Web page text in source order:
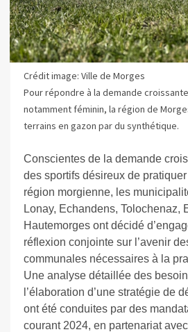
Crédit image: Ville de Morges
Pour répondre à la demande
notamment féminin, la région de
terrains en gazon par du synthétique.
Conscientes de la demande
des sportifs désireux de
région morgienne, les
Lonay, Echandens, Tolochenaz,
Hautemorges ont décidé
réflexion conjointe sur l’avenir
communales nécessaires à la
Une analyse détaillée des
l’élaboration d’une stratégie de
ont été conduites par des
courant 2024, en partenariat